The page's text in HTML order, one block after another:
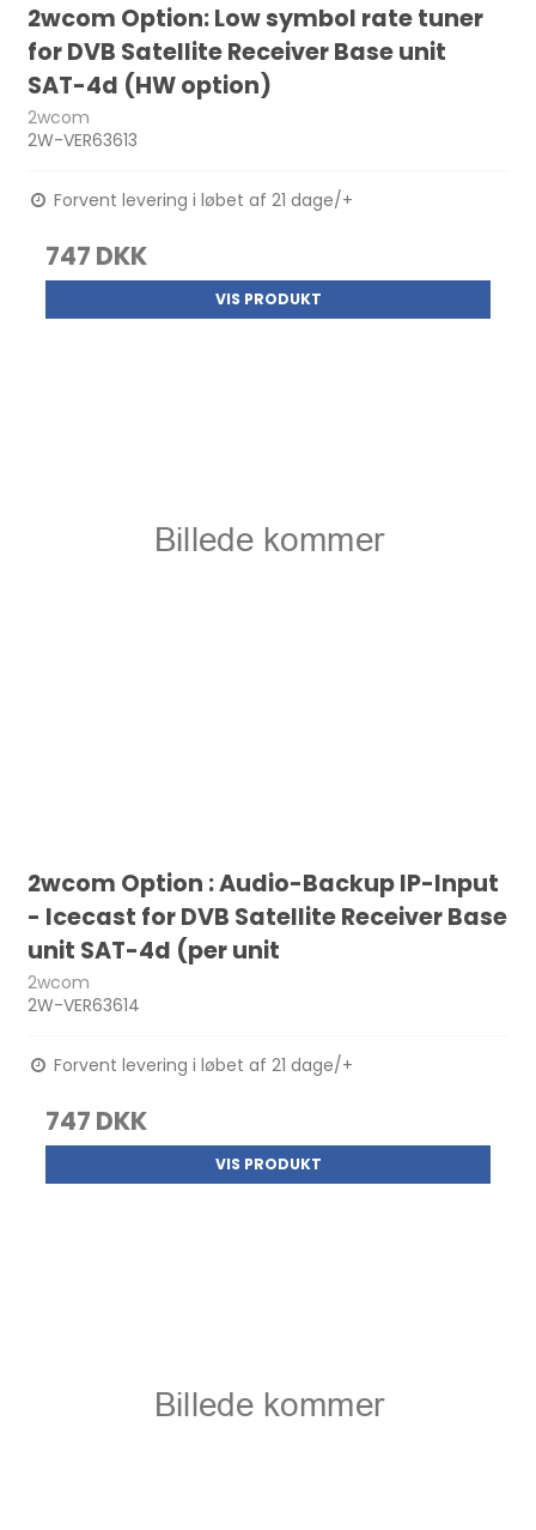
2wcom Option: Low symbol rate tuner
for DVB Satellite Receiver Base unit
SAT-4d (HW option)
2wcom
2W-VER63613
Forvent levering i løbet af 21 dage/+
747 DKK
VIS PRODUKT
2wcom Option : Audio-Backup IP-Input
- Icecast for DVB Satellite Receiver Base
unit SAT-4d (per unit
2wcom
2W-VER63614
Forvent levering i løbet af 21 dage/+
747 DKK
VIS PRODUKT